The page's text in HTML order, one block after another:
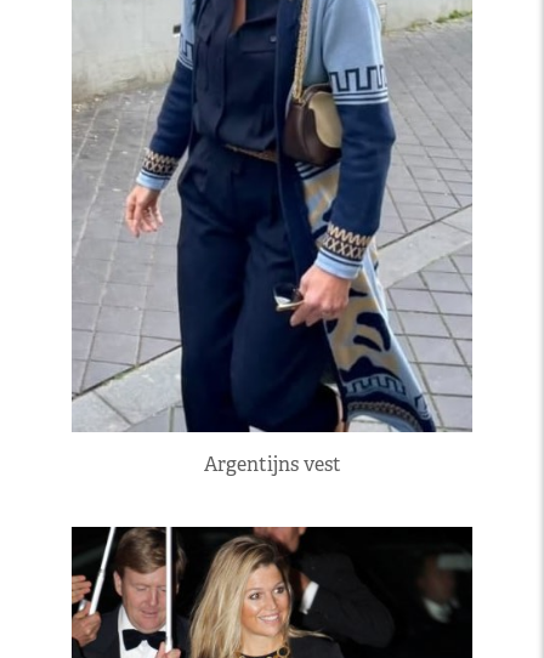
Argentijns vest